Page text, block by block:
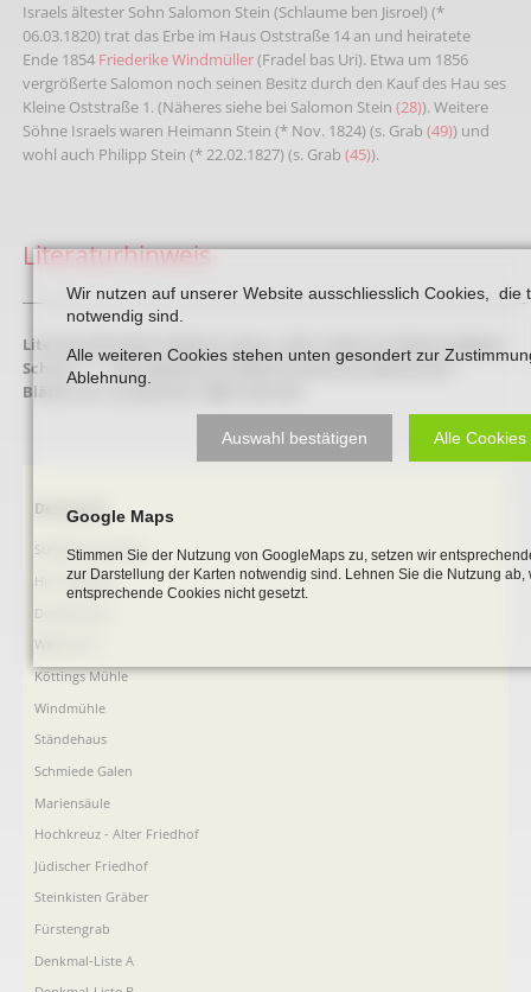
Israels ältester Sohn Salomon Stein (Schlaume ben Jisroel) (*
06.03.1820) trat das Erbe im Haus Oststraße 14 an und heiratete
Ende 1854 Friederike Windmüller(Fradel bas Uri). Etwa um 1856
vergrößerte Salomon noch seinen Besitz durch den Kauf des Hau ses
Kleine Oststraße 1. (Näheres siehe bei Salomon Stein (28)). Weitere
Söhne Israels waren Heimann Stein (* Nov. 1824) (s. Grab (49)) und
wohl auch Philipp Stein (* 22.02.1827) (s. Grab (45)).
Literaturhinweis
_____________________________________________________________________________________
Literaturhinweis:
Hubert Lukas: „Hier ruhen in Gottes seligem
Schutz …“ – Der jüdische Friedhof in Beckum (Beckumer
Blätter Nr. 3), Beckum 1988. Seite 68
Navigation
überspringen
Denkmale
Stephanus-Kirche
Hist. Rathaus
Domitorium
Wehrturm
Köttings Mühle
Windmühle
Ständehaus
Schmiede Galen
Mariensäule
Hochkreuz - Alter Friedhof
Jüdischer Friedhof
Steinkisten Gräber
Fürstengrab
Denkmal-Liste A
Wir nutzen auf unserer Website ausschliesslich Cookies, die
notwendig sind.
Alle weiteren Cookies stehen unten gesondert zur
Ablehnung.
Auswahl bestätigen Alle
Google Maps
Stimmen Sie der Nutzung von GoogleMaps zu, setzen wir
zur Darstellung der Karten notwendig sind. Lehnen Sie die Nutzung ab,
entsprechende Cookies nicht gesetzt.